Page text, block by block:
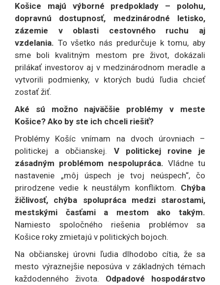
Košice majú výborné predpoklady – polohu,
dopravnú dostupnosť, medzinárodné letisko,
zázemie v oblasti cestovného ruchu aj
vzdelania. To všetko nás predurčuje k tomu, aby
sme boli kvalitným mestom pre život, dokázali
prilákať investorov aj v medzinárodnom meradle a
vytvorili podmienky, v ktorých budú ľudia chcieť
zostať žiť.
Aké sú možno najväčšie problémy v meste
Košice? Ako by ste ich chceli riešiť?
Problémy Košíc vnímam na dvoch úrovniach –
politickej a občianskej. V politickej rovine je
zásadným problémom nespolupráca. Vládne tu
nastavenie „môj úspech je tvoj neúspech“, čo
prirodzene vedie k neustálym konfliktom. Chýba
žičlivosť, chýba spolupráca medzi starostami,
mestskými časťami a mestom ako takým.
Namiesto spoločného riešenia problémov sa
Košice roky zmietajú v politických bojoch.
Na občianskej úrovni ľudia dlhodobo cítia, že sa
mesto výraznejšie neposúva v základných témach
každodenného života. Odpadové hospodárstvo